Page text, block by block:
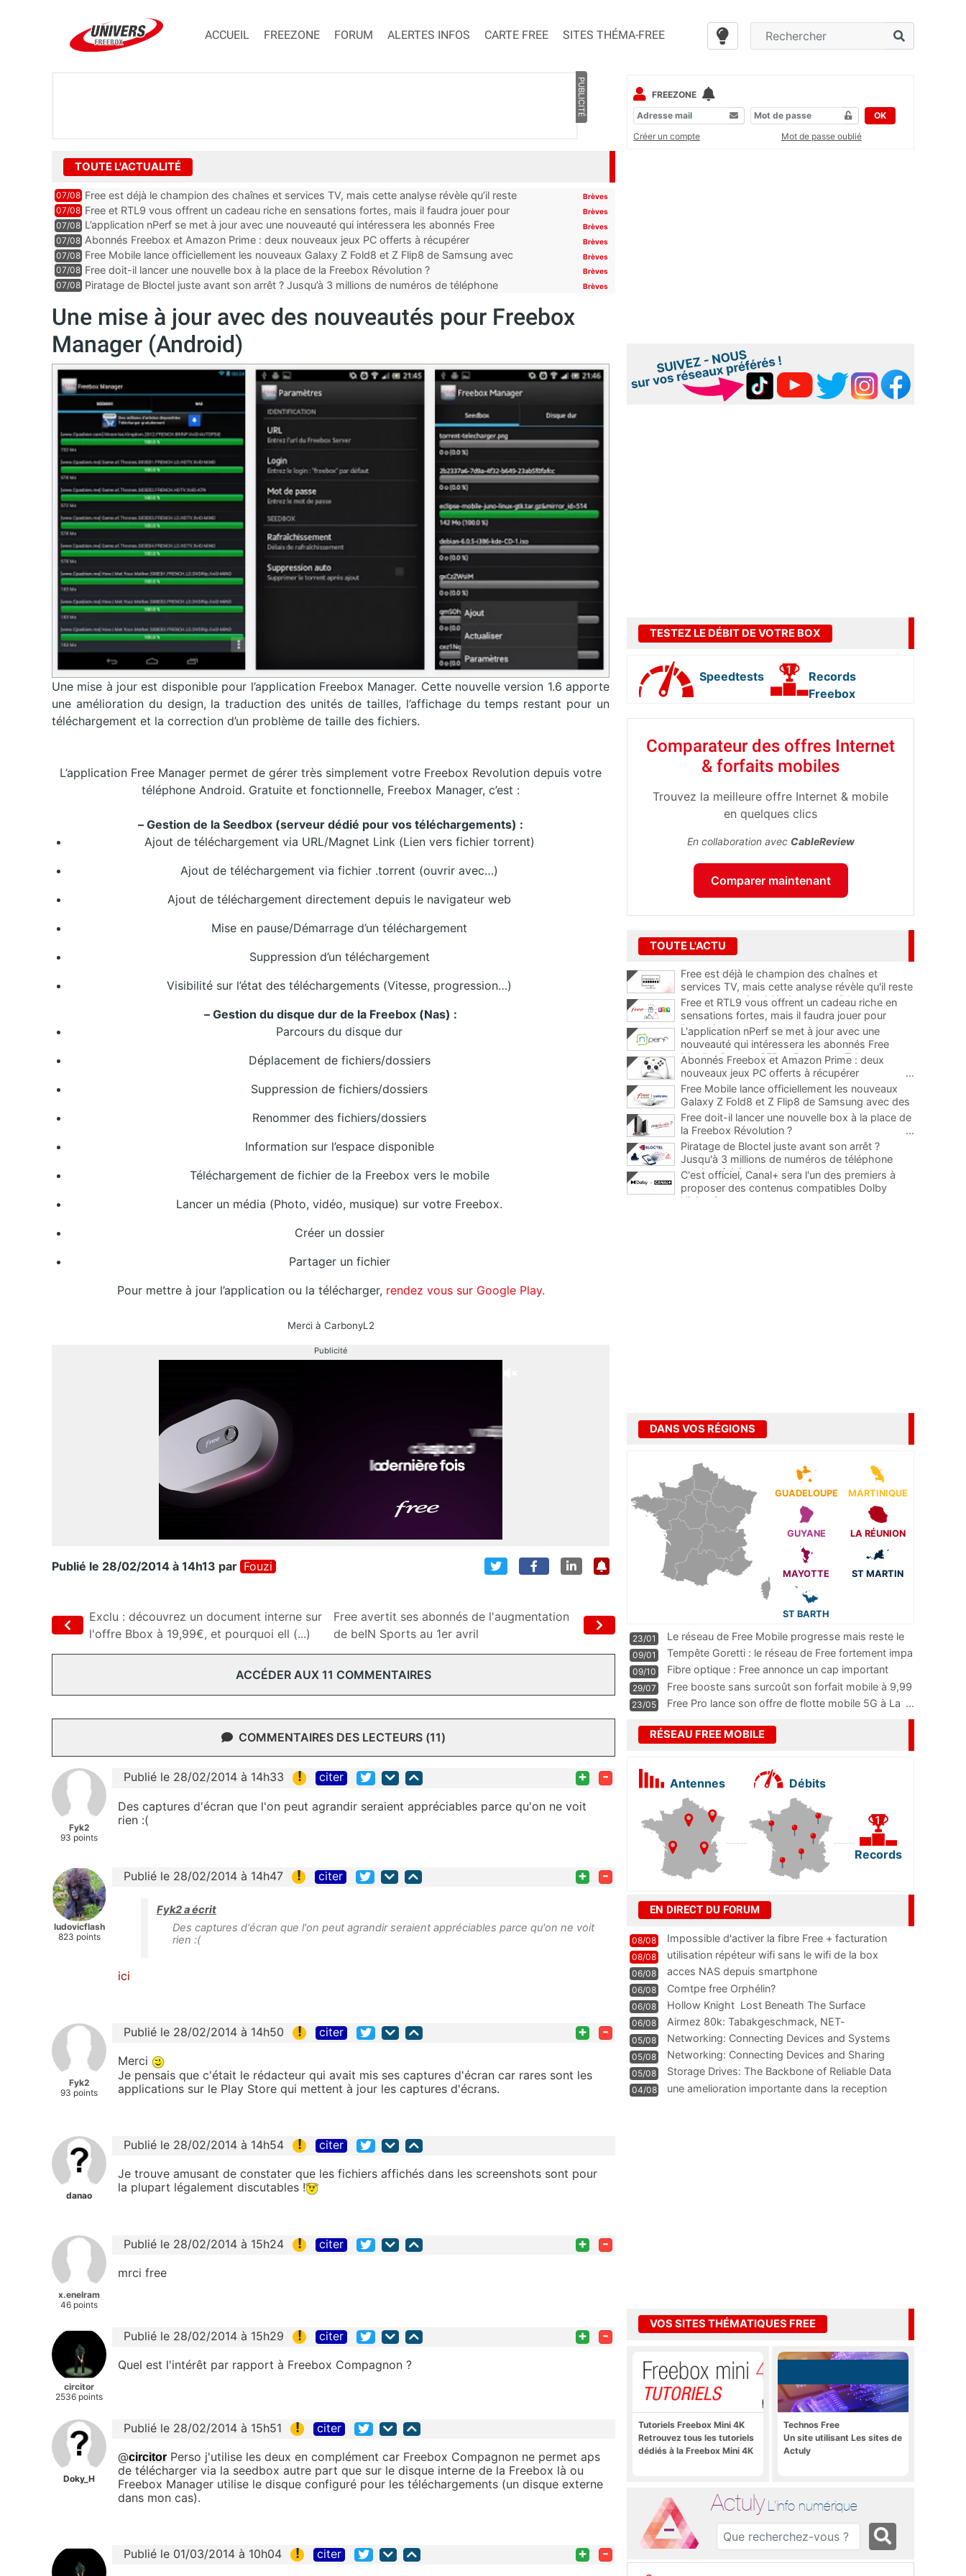
ACCUEIL FREEZONE FORUM ALERTES INFOS CARTE FREE SITES THÉMA-FREE
PUBLICITÉ
TOUTE L'ACTUALITÉ
07/08 Free est déjà le champion des chaînes et services TV, mais cette analyse révèle qu’il reste
encore au moin...
Brèves
07/08 Free et RTL9 vous offrent un cadeau riche en sensations fortes, mais il faudra jouer pour
l’obtenir
Brèves
07/08 L’application nPerf se met à jour avec une nouveauté qui intéressera les abonnés Free
Mobile, Orange, SFR ...
Brèves
07/08 Abonnés Freebox et Amazon Prime : deux nouveaux jeux PC offerts à récupérer Brèves
07/08 Free Mobile lance officiellement les nouveaux Galaxy Z Fold8 et Z Flip8 de Samsung avec
des promos et des cadeaux
Brèves
07/08 Free doit-il lancer une nouvelle box à la place de la Freebox Révolution ? Brèves
07/08 Piratage de Bloctel juste avant son arrêt ? Jusqu’à 3 millions de numéros de téléphone
Brèves
Une mise à jour avec des nouveautés pour Freebox
Manager (Android)
Une mise à jour est disponible pour l’application Freebox Manager. Cette nouvelle version 1.6 apporte
une amélioration du design, la traduction des unités de tailles, l’affichage du temps restant pour un
téléchargement et la correction d’un problème de taille des fichiers.
L’application Free Manager permet de gérer très simplement votre Freebox Revolution depuis votre
téléphone Android. Gratuite et fonctionnelle, Freebox Manager, c’est :
– Gestion de la Seedbox (serveur dédié pour vos téléchargements) :
Ajout de téléchargement via URL/Magnet Link (Lien vers fichier torrent)
Ajout de téléchargement via fichier .torrent (ouvrir avec…)
Ajout de téléchargement directement depuis le navigateur web
Mise en pause/Démarrage d’un téléchargement
Suppression d’un téléchargement
Visibilité sur l’état des téléchargements (Vitesse, progression…)
– Gestion du disque dur de la Freebox (Nas) :
Parcours du disque dur
Déplacement de fichiers/dossiers
Suppression de fichiers/dossiers
Renommer des fichiers/dossiers
Information sur l’espace disponible
Téléchargement de fichier de la Freebox vers le mobile
Lancer un média (Photo, vidéo, musique) sur votre Freebox.
Créer un dossier
Partager un fichier
Pour mettre à jour l’application ou la télécharger, rendez vous sur Google Play.
Merci à CarbonyL2
Publicité
Publié le 28/02/2014 à 14h13 par Fouzi
Exclu : découvrez un document interne sur
l'offre Bbox à 19,99€, et pourquoi ell (...)
Free avertit ses abonnés de l'augmentation
de beIN Sports au 1er avril
ACCÉDER AUX 11 COMMENTAIRES
COMMENTAIRES DES LECTEURS (11)
Fyk2
93 points
Publié le 28/02/2014 à 14h33 ! citer + -
Des captures d'écran que l'on peut agrandir seraient appréciables parce qu'on ne voit
rien :(
ludovicflash
823 points
Publié le 28/02/2014 à 14h47 ! citer + -
Fyk2 a écrit
Des captures d'écran que l'on peut agrandir seraient appréciables parce qu'on ne voit
rien :(
ici
Fyk2
93 points
Publié le 28/02/2014 à 14h50 ! citer + -
Merci
Je pensais que c'était le rédacteur qui avait mis ses captures d'écran car rares sont les
applications sur le Play Store qui mettent à jour les captures d'écrans.
danao
Publié le 28/02/2014 à 14h54 ! citer
Je trouve amusant de constater que les fichiers affichés dans les screenshots sont pour
la plupart légalement discutables !
x.enelram
46 points
Publié le 28/02/2014 à 15h24 ! citer + -
mrci free
circitor
2536 points
Publié le 28/02/2014 à 15h29 ! citer + -
Quel est l'intérêt par rapport à Freebox Compagnon ?
Doky_H
Publié le 28/02/2014 à 15h51 ! citer
@circitor Perso j'utilise les deux en complément car Freebox Compagnon ne permet aps
de télécharger via la seedbox autre part que sur le disque interne de la Freebox là ou
Freebox Manager utilise le disque configuré pour les téléchargements (un disque externe
dans mon cas).
Publié le 01/03/2014 à 10h04 ! citer + -
FREEZONE
OK
Créer un compte
Mot de passe oublié
TESTEZ LE DÉBIT DE VOTRE BOX
Speedtests
Records
Freebox
Comparateur des offres Internet
& forfaits mobiles
Trouvez la meilleure offre Internet & mobile
en quelques clics
En collaboration avec CableReview
Comparer maintenant
TOUTE L'ACTU
Free est déjà le champion des chaînes et
services TV, mais cette analyse révèle qu'il reste
encore au moins 141 ajouts possibles
Free et RTL9 vous offrent un cadeau riche en
sensations fortes, mais il faudra jouer pour
l'obtenir
L'application nPerf se met à jour avec une
nouveauté qui intéressera les abonnés Free
Mobile, Orange, SFR et Bouygues Telecom
Abonnés Freebox et Amazon Prime : deux
nouveaux jeux PC offerts à récupérer
...
Free Mobile lance officiellement les nouveaux
Galaxy Z Fold8 et Z Flip8 de Samsung avec des
promos et des cadeaux
...
Free doit-il lancer une nouvelle box à la place de
la Freebox Révolution ?
...
Piratage de Bloctel juste avant son arrêt ?
Jusqu'à 3 millions de numéros de téléphone
auraient fuité
C'est officiel, Canal+ sera l'un des premiers à
proposer des contenus compatibles Dolby
Vision 2
DANS VOS RÉGIONS
GUADELOUPE MARTINIQUE
GUYANE LA RÉUNION
MAYOTTE ST MARTIN
ST BARTH
23/01
Le réseau de Free Mobile progresse mais reste le
m
...
09/01
Tempête Goretti : le réseau de Free fortement impa
09/10
Fibre optique : Free annonce un cap important
pass
...
29/07
Free booste sans surcoût son forfait mobile à 9,99
23/05 Free Pro lance son offre de flotte mobile 5G à La ...
RÉSEAU FREE MOBILE
Antennes Débits
Records
EN DIRECT DU FORUM
08/08
Impossible d'activer la fibre Free + facturation
résiliation
08/08 utilisation répéteur wifi sans le wifi de la box
06/08 acces NAS depuis smartphone
06/08 Comtpe free Orphélin?
06/08 Hollow Knight  Lost Beneath The Surface
06/08
Airmez 80k: Tabakgeschmack, NET-
Technologie und Leistung im
05/08 Networking: Connecting Devices and Systems
05/08
Networking: Connecting Devices and Sharing
Information
05/08
Storage Drives: The Backbone of Reliable Data
Management
04/08
une amelioration importante dans la reception
VOS SITES THÉMATIQUES FREE
Tutoriels Freebox Mini 4K
Retrouvez tous les tutoriels
dédiés à la Freebox Mini 4K
Technos Free
Un site utilisant Les sites de
Actuly
Actuly L'info numérique